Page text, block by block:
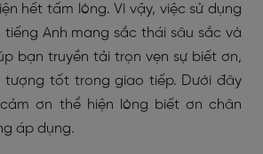
hết tấm lòng. Vì vậy, việc sử dụng
tiếng Anh mang sắc thái sâu sắc và
bạn truyền tải trọn vẹn sự biết ơn,
tốt trong giao tiếp. Dưới đây
ơn thể hiện lòng biết ơn chân
áp dụng.